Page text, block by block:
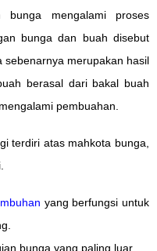
mengalami proses
bunga dan buah disebut
sebenarnya merupakan hasil
berasal dari bakal buah
pembuahan.
terdiri atas mahkota bunga,
yang berfungsi untuk
bunga yang paling luar.